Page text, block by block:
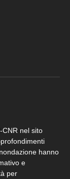
CNR nel sito
hanno
e
per